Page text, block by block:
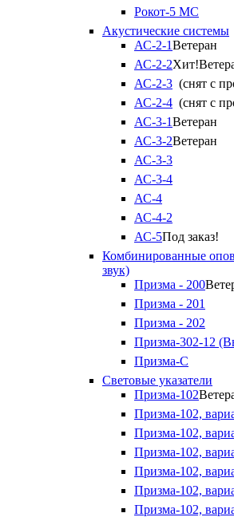
Рокот-5 МС
Акустические системы
АС-2-1Ветеран
АС-2-2Хит!
АС-2-3 (снят с
АС-2-4 (снят с
АС-3-1Ветеран
АС-3-2Ветеран
АС-3-3
АС-3-4
АС-4
АС-4-2
АС-5Под заказ!
Комбинированные
звук)
Призма - 200
Призма - 201
Призма - 202
Призма-302-12
Призма-С
Световые указатели
Призма-102
Призма-102,
Призма-102,
Призма-102,
Призма-102,
Призма-102,
Призма-102,